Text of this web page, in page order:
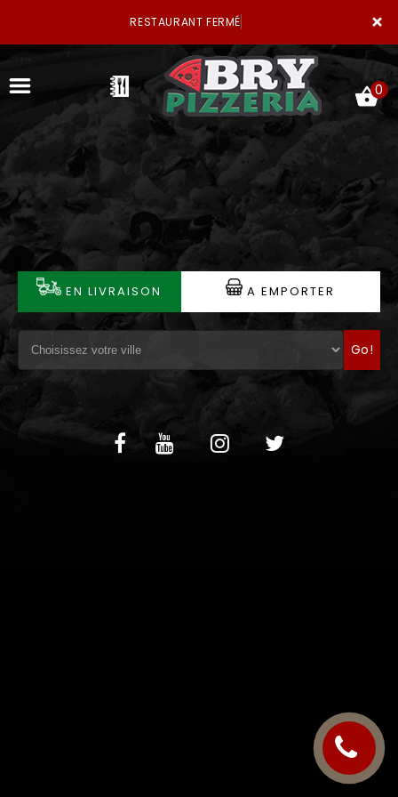
×
RESTAURANT FERMÉ
ACCUEIL
LA CARTE
VOTRE COMPTE
NOTRE RESTAURANT
VOS AVIS
C.G.V
0
EN LIVRAISON A EMPORTER
Go!